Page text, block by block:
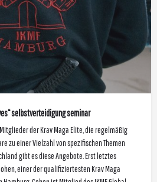
selbstverteidigung seminar
der Krav Maga Elite, die regelmäßig
zu einer Vielzahl von spezifischen Themen
gibt es diese Angebote. Erst letztes
einer der qualifiziertesten Krav Maga